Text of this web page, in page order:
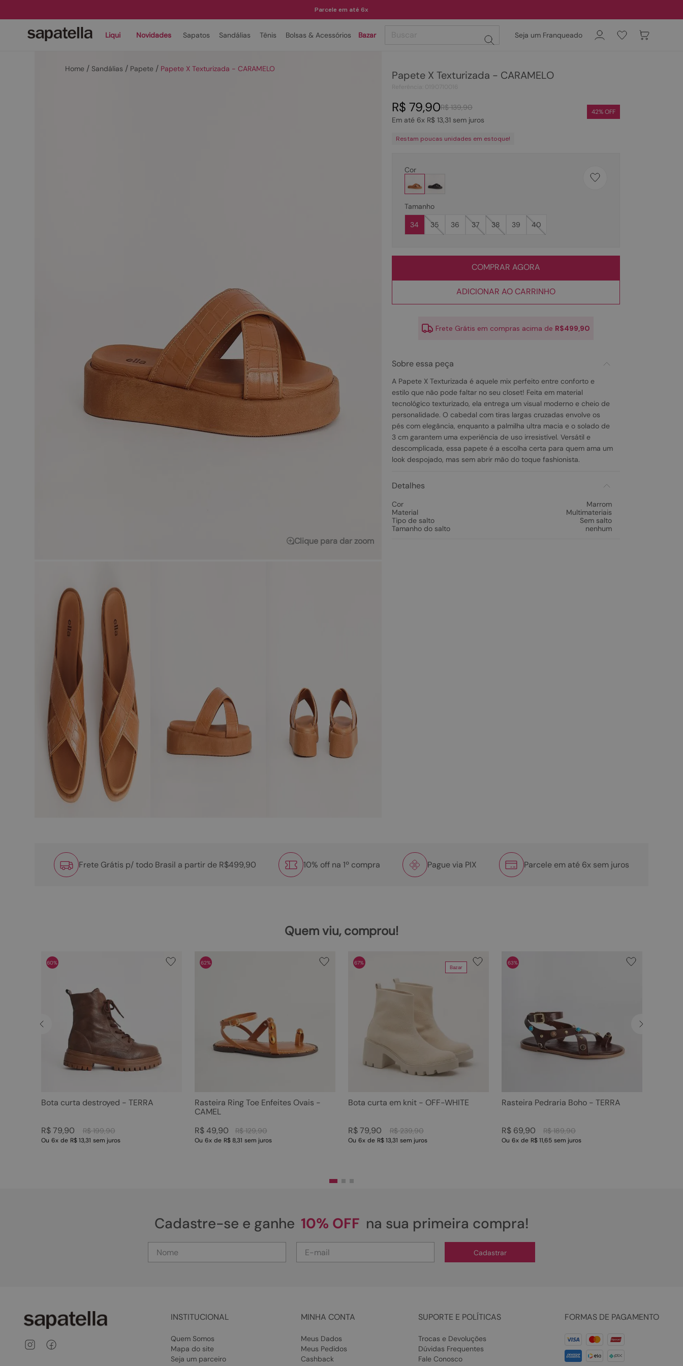
Parcele em até 6x
Liqui Novidades Sapatos Sandálias Tênis Bolsas & Acessórios Bazar Seja um Franqueado
Sandálias Papete Papete X Texturizada - CARAMELO
Clique para dar zoom
Papete X Texturizada - CARAMELO
R$ 139,90
R$ 79,90
Em até 6x R$ 13,31sem juros
42% OFF
Restam poucas unidades em estoque!
Cor
Tamanho
34
35 36 37 38 39 40
COMPRAR AGORA
ADICIONAR AO CARRINHO
Frete Grátis em compras acima de R$499,90
Sobre essa peça
A Papete X Texturizada é aquele mix perfeito entre conforto e
estilo que não pode faltar no seu closet! Feita em material
tecnológico texturizado, ela entrega um visual moderno e cheio de
personalidade. O cabedal com tiras largas cruzadas envolve os
pés com elegância, enquanto a palmilha ultra macia e o solado de
3 cm garantem uma experiência de uso irresistível. Versátil e
descomplicada, essa papete é a escolha certa para quem ama um
look despojado, mas sem abrir mão do toque fashionista.
Detalhes
Cor
Marrom
Material
Multimateriais
Tipo de salto
Sem salto
Tamanho do salto
nenhum
Frete Grátis p/ todo Brasil a partir de R$499,90 10% off na 1º compra Pague via PIX Parcele em até 6x sem juros
Quem viu, comprou!
60%
Bota curta destroyed - TERRA
R$ 199,90
R$ 79,90
Ou 6x de R$ 13,31 sem juros
62%
Rasteira Ring Toe Enfeites Ovais -
CAMEL
R$ 129,90
R$ 49,90
Ou 6x de R$ 8,31 sem juros
Bazar
67%
Bota curta em knit - OFF-WHITE
R$ 239,90
R$ 79,90
Ou 6x de R$ 13,31 sem juros
63%
Rasteira Pedraria Boho - TERRA
R$ 189,90
R$ 69,90
Ou 6x de R$ 11,65 sem juros
Cadastre-se e ganhe 10% OFF na sua primeira compra!
Cadastrar
INSTITUCIONAL
Quem Somos
Mapa do site
Seja um parceiro
MINHA CONTA
Meus Dados
Meus Pedidos
Cashback
SUPORTE E POLÍTICAS
Trocas e Devoluções
Dúvidas Frequentes
Fale Conosco
FORMAS DE PAGAMENTO